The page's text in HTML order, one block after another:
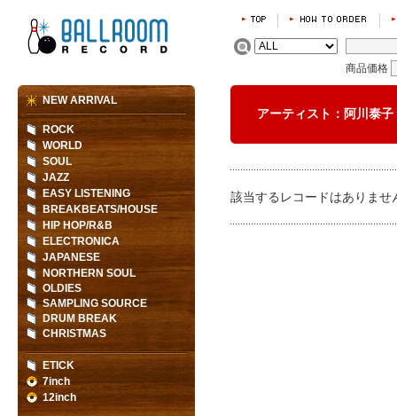
商品価格
アーティスト：阿川泰
該当するレコードはありませ
NEW ARRIVAL
ROCK
WORLD
SOUL
JAZZ
EASY LISTENING
BREAKBEATS/HOUSE
HIP HOP/R&B
ELECTRONICA
JAPANESE
NORTHERN SOUL
OLDIES
SAMPLING SOURCE
DRUM BREAK
CHRISTMAS
ETICK
7inch
12inch